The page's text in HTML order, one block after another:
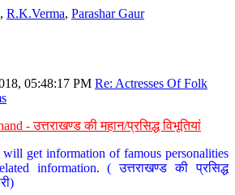
, R.K.Verma, Parashar Gaur
05:48:17 PM Re: Actresses Of Folk
- उत्तराखण्ड की महान/प्रसिद्ध विभूतियां
get information of famous personalities
information. ( उत्तराखण्ड की प्रसिद्ध